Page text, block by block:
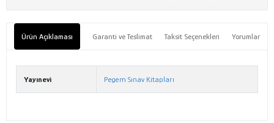
Ürün Açıklaması Garanti ve Teslimat Taksit Seçenekleri Yorumlar
Yayınevi Pegem Sınav Kitapları